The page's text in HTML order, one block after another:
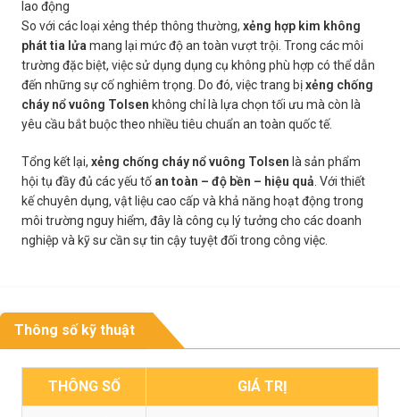
lao động
So với các loại xẻng thép thông thường, xẻng hợp kim không
phát tia lửa mang lại mức độ an toàn vượt trội. Trong các môi
trường đặc biệt, việc sử dụng dụng cụ không phù hợp có thể dẫn
đến những sự cố nghiêm trọng. Do đó, việc trang bịxẻng chống
cháy nổ vuông Tolsen không chỉ là lựa chọn tối ưu mà còn là
yêu cầu bắt buộc theo nhiều tiêu chuẩn an toàn quốc tế.
Tổng kết lại, xẻng chống cháy nổ vuông Tolsen là sản phẩm
hội tụ đầy đủ các yếu tố an toàn – độ bền – hiệu quả . Với thiết
kế chuyên dụng, vật liệu cao cấp và khả năng hoạt động trong
môi trường nguy hiểm, đây là công cụ lý tưởng cho các doanh
nghiệp và kỹ sư cần sự tin cậy tuyệt đối trong công việc.
Thông số kỹ thuật
THÔNG SỐ GIÁ TRỊ